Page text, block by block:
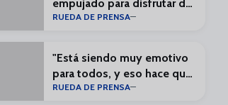
empujado para disfrutar de
un Málaga en Primera”
RUEDA DE PRENSA
"Está siendo muy emotivo
para todos, y eso hace que
todo sea especial"
RUEDA DE PRENSA